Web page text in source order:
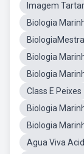
Imagem
Biologia
Biologia
Biologia
Class E Peixes
Biologia
Biologia
Agua Viva